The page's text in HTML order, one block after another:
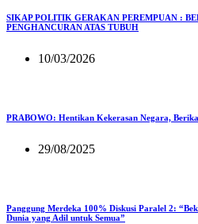
SIKAP POLITIK GERAKAN PEREMPUAN :
PENGHANCURAN ATAS TUBUH
10/03/2026
PRABOWO: Hentikan Kekerasan Negara,
29/08/2025
Panggung Merdeka 100% Diskusi Paralel 2:
Dunia yang Adil untuk Semua”